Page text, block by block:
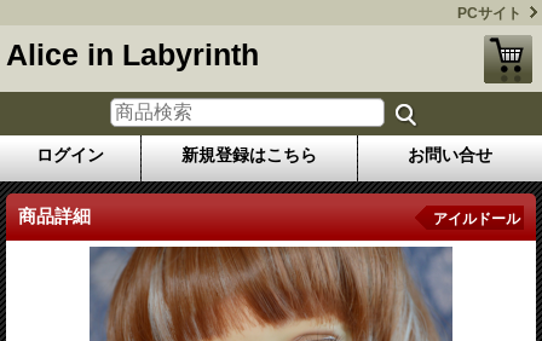
PCサイト
Alice in Labyrinth
ログイン 新規登録はこちら お問い合せ
商品詳細 アイルドール